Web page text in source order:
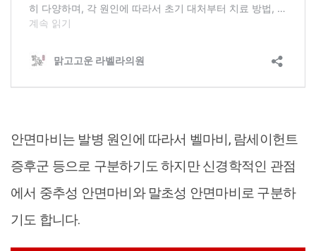
안면마비는 발병 원인에 따라서 벨마비, 람세이헌트
증후군 등으로 구분하기도 하지만 신경학적인 관점
에서 중추성 안면마비와 말초성 안면마비로 구분하
기도 합니다.